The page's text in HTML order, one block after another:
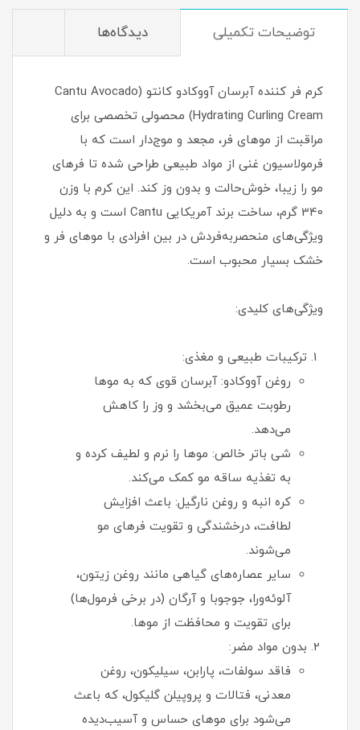
توضیحات تکمیلی دیدگاه‌ها
کرم فر کننده آبرسان آووکادو کانتو (Cantu Avocado
Hydrating Curling Cream) محصولی تخصصی برای
مراقبت از موهای فر، مجعد و موج‌دار است که با
فرمولاسیون غنی از مواد طبیعی طراحی شده تا فرهای
مو را زیبا، خوش‌حالت و بدون وز کند. این کرم با وزن
340 گرم، ساخت برند آمریکایی Cantu است و به دلیل
ویژگی‌های منحصربه‌فردش در بین افرادی با موهای فر و
خشک بسیار محبوب است.
ویژگی‌های کلیدی:
ترکیبات طبیعی و مغذی:
روغن آووکادو: آبرسان قوی که به موها
رطوبت عمیق می‌بخشد و وز را کاهش
می‌دهد.
شی باتر خالص: موها را نرم و لطیف کرده و
به تغذیه ساقه مو کمک می‌کند.
کره انبه و روغن نارگیل: باعث افزایش
لطافت، درخشندگی و تقویت فرهای مو
می‌شوند.
سایر عصاره‌های گیاهی مانند روغن زیتون،
آلوئه‌ورا، جوجوبا و آرگان (در برخی فرمول‌ها)
برای تقویت و محافظت از موها.
بدون مواد مضر:
فاقد سولفات، پارابن، سیلیکون، روغن
معدنی، فتالات و پروپیلن گلیکول، که باعث
می‌شود برای موهای حساس و آسیب‌دیده